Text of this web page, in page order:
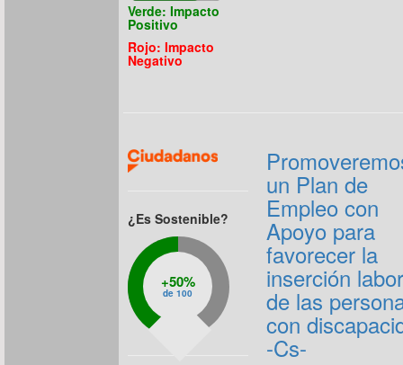
Verde: Impacto
Positivo
Rojo: Impacto
Negativo
¿Es Sostenible?
50%
de 100
un Plan de
Empleo con
Apoyo para
favorecer la
inserción
de las
con
-Cs-